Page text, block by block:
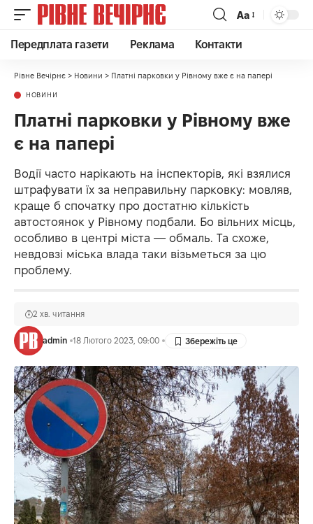
Аа
Передплата газети Реклама Контакти
Рівне Вечірнє > Новини > Платні парковки у Рівному вже є на папері
НОВИНИ
Платні парковки у Рівному вже
є на папері
Водії часто нарікають на інспекторів, які взялися
штрафувати їх за неправильну парковку: мовляв,
краще б спочатку про достатню кількість
автостоянок у Рівному подбали. Бо вільних місць,
особливо в центрі міста — обмаль. Та схоже,
невдовзі міська влада таки візьметься за цю
проблему.
admin 18 Лютого 2023, 09:00
2 хв. читання